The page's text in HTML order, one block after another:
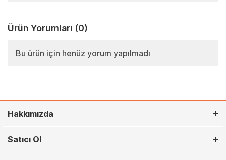
Ürün Yorumları (0)
Bu ürün için henüz yorum yapılmadı
Hakkımızda
Satıcı Ol